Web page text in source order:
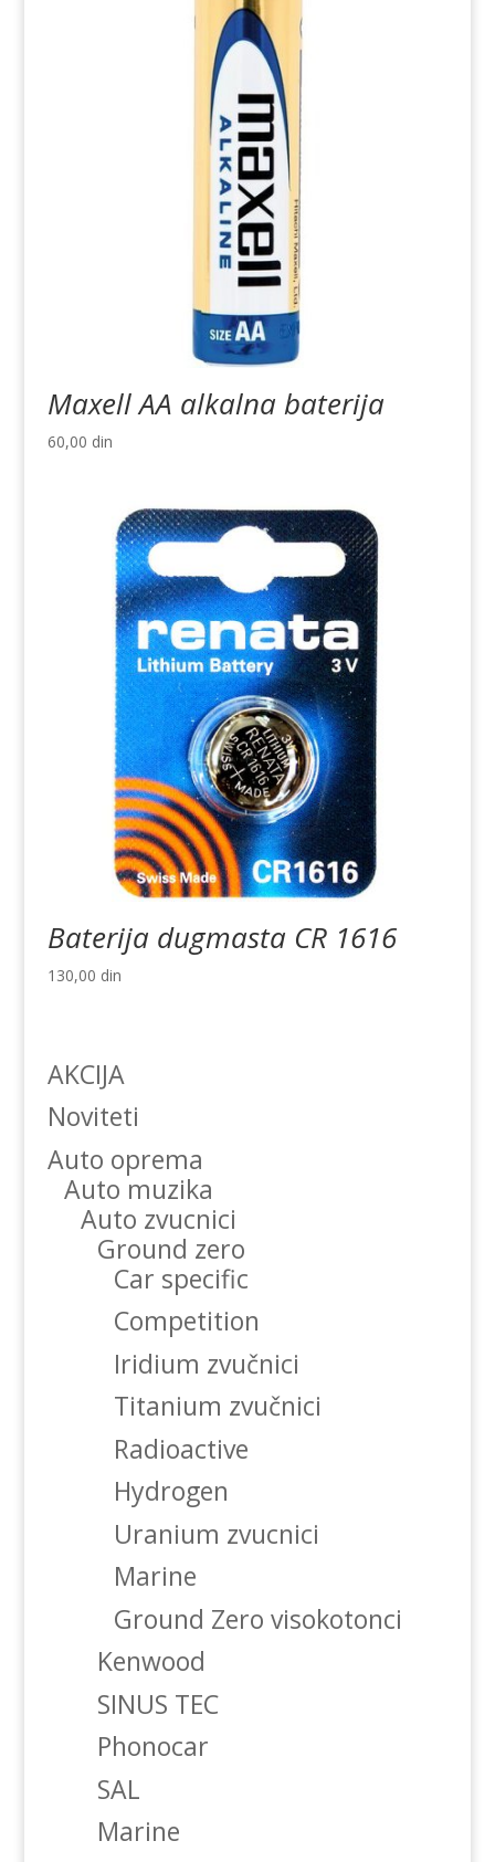
Maxell AA alkalna baterija
60,00 din
Baterija dugmasta CR 1616
130,00 din
AKCIJA
Noviteti
Auto oprema
Auto muzika
Auto zvucnici
Ground zero
Car specific
Competition
Iridium zvučnici
Titanium zvučnici
Radioactive
Hydrogen
Uranium zvucnici
Marine
Ground Zero visokotonci
Kenwood
SINUS TEC
Phonocar
SAL
Marine